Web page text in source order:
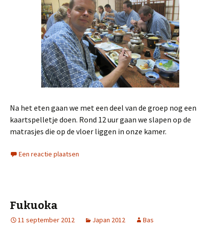
Na het eten gaan we met een deel van de groep nog een
kaartspelletje doen. Rond 12 uur gaan we slapen op de
matrasjes die op de vloer liggen in onze kamer.
Een reactie plaatsen
Fukuoka
11 september 2012 Japan 2012 Bas